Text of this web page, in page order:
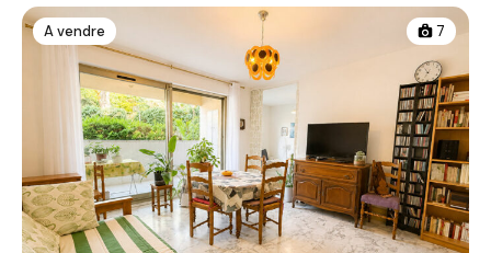
A vendre 7